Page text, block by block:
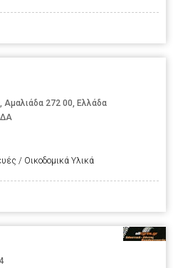
272 00, Ελλάδα
/ Οικοδομικά Υλικά